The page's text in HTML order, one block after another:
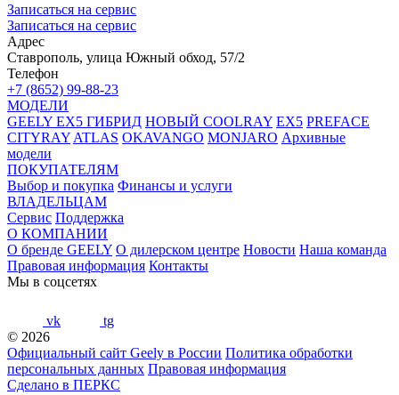
Записаться на сервис
Записаться на сервис
Адрес
Ставрополь, улица Южный обход, 57/2
Телефон
+7 (8652) 99-88-23
МОДЕЛИ
GEELY EX5 ГИБРИД НОВЫЙ COOLRAY EX5 PREFACE
CITYRAY ATLAS OKAVANGO MONJARO Архивные
модели
ПОКУПАТЕЛЯМ
Выбор и покупка Финансы и услуги
ВЛАДЕЛЬЦАМ
Сервис Поддержка
О КОМПАНИИ
О бренде GEELY О дилерском центре Новости Наша команда
Правовая информация Контакты
Мы в соцсетях
vk
tg
© 2026
Официальный сайт Geely в России Политика обработки
персональных данных Правовая информация
Сделано в ПЕРКС